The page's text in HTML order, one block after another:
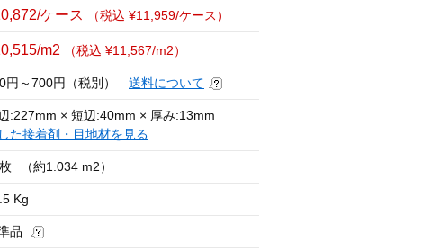
ケース （税込 ¥11,959/ケース）
m2 （税込 ¥11,567/m2）
円～700円（税別） 送料について
:227mm × 短辺:40mm × 厚み:13mm
た接着剤・目地材を見る
（約1.034 m2）
Kg
品